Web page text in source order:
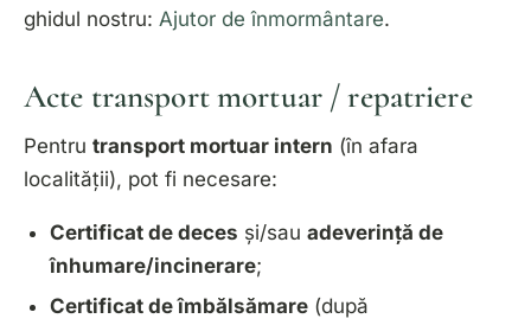
ghidul nostru: Ajutor de înmormântare.
Acte transport mortuar / repatriere
Pentru transport mortuar intern (în afara
localității), pot fi necesare:
Certificat de deces și/sauadeverință de
înhumare/incinerare;
Certificat de îmbălsămare (după